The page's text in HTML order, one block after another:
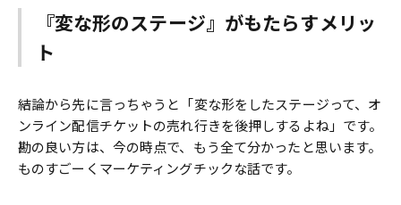
『変な形のステージ』がもたらすメリッ
ト
結論から先に言っちゃうと「変な形をしたステージって、オ
ンライン配信チケットの売れ行きを後押しするよね」です。
勘の良い方は、今の時点で、もう全て分かったと思います。
ものすごーくマーケティングチックな話です。